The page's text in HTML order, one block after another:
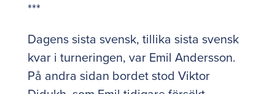
***
Dagens sista svensk, tillika sista svensk
kvar i turneringen, var Emil Andersson.
På andra sidan bordet stod Viktor